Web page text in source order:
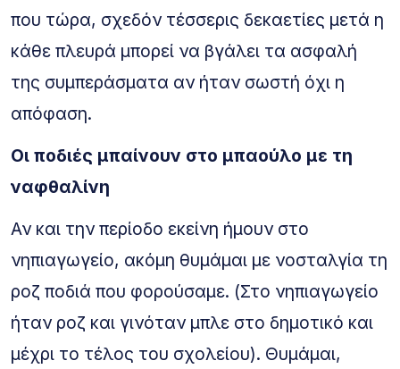
που τώρα, σχεδόν τέσσερις δεκαετίες μετά η
κάθε πλευρά μπορεί να βγάλει τα ασφαλή
της συμπεράσματα αν ήταν σωστή όχι η
απόφαση.
Οι ποδιές μπαίνουν στο μπαούλο με τη
ναφθαλίνη
Αν και την περίοδο εκείνη ήμουν στο
νηπιαγωγείο, ακόμη θυμάμαι με νοσταλγία τη
ροζ ποδιά που φορούσαμε. (Στο νηπιαγωγείο
ήταν ροζ και γινόταν μπλε στο δημοτικό και
μέχρι το τέλος του σχολείου). Θυμάμαι,